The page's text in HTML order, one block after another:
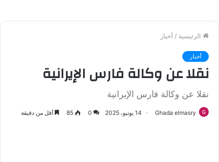
الرئيسية / أخبار
أخبار
نقلا عن وكالة فارس الإيرانية
نقلا عن وكالة فارس الإيرانية
Ghada elmasry 14 يونيو، 2025 0
85 أقل من دقيقة